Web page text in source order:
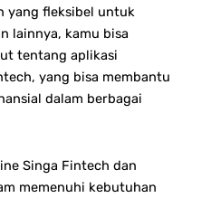
yang fleksibel untuk
lainnya, kamu bisa
tentang aplikasi
yang bisa membantu
dalam berbagai
Singa Fintech dan
memenuhi kebutuhan